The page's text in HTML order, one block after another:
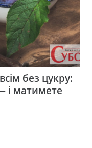
без цукру:
і матимете